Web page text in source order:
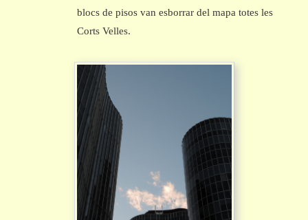
blocs de pisos van esborrar del mapa totes les
Corts Velles.